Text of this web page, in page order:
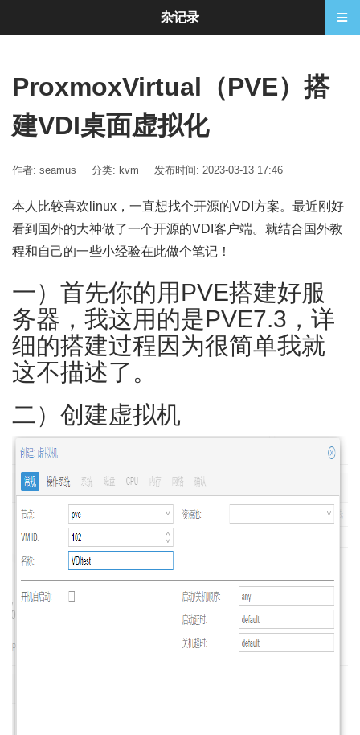
ProxmoxVirtual（PVE）搭
建VDI桌面虚拟化
作者: seamus 分类: kvm 发布时间: 2023-03-13 17:46
本人比较喜欢linux，一直想找个开源的VDI方案。最近刚好
看到国外的大神做了一个开源的VDI客户端。就结合国外教
程和自己的一些小经验在此做个笔记！
一）首先你的用PVE搭建好服
务器，我这用的是PVE7.3，详
细的搭建过程因为很简单我就
这不描述了。
二）创建虚拟机
杂记录